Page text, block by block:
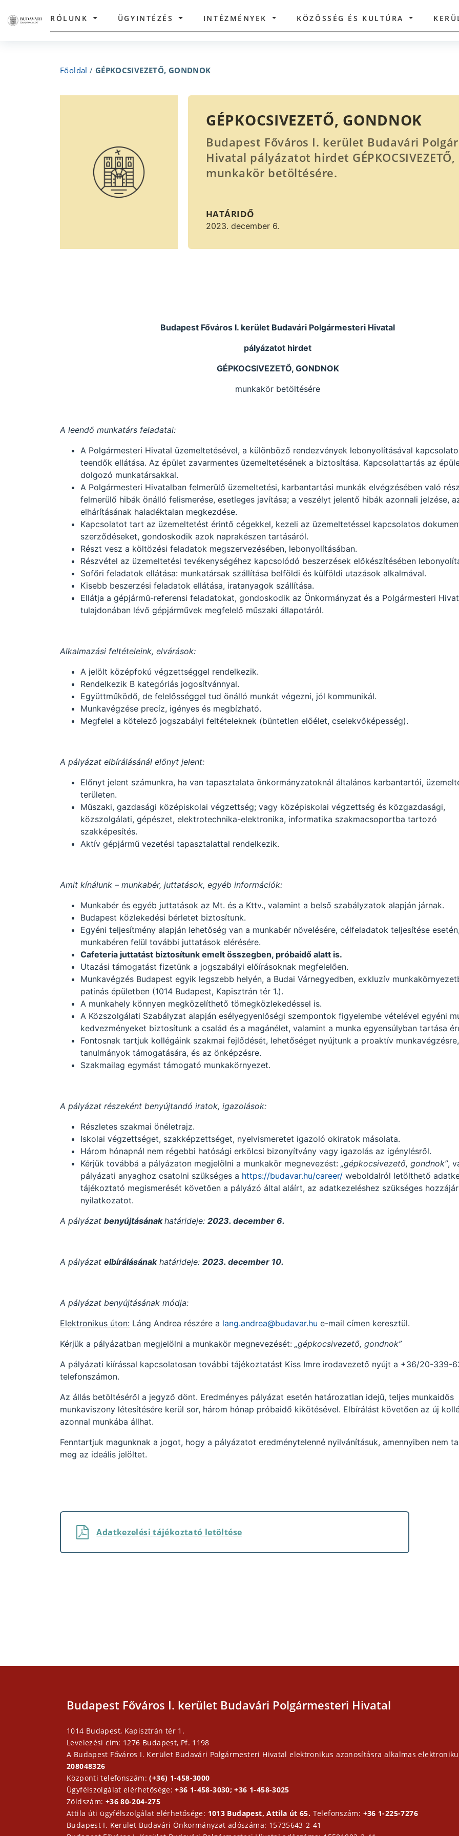
RÓLUNK ÜGYINTÉZÉS INTÉZMÉNYEK KÖZÖSSÉG ÉS KULTÚRA
Főoldal / GÉPKOCSIVEZETŐ, GONDNOK
GÉPKOCSIVEZETŐ, GONDNOK
Budapest Főváros I. kerület Budavári
Hivatal pályázatot hirdet GÉPKOCSIVEZETŐ,
munkakör betöltésére.
HATÁRIDŐ
2023. december 6.
Budapest Főváros I. kerület Budavári Polgármesteri Hivatal
pályázatot hirdet
GÉPKOCSIVEZETŐ, GONDNOK
munkakör betöltésére
A leendő munkatárs feladatai:
A Polgármesteri Hivatal üzemeltetésével, a különböző rendezvények lebonyolításával
teendők ellátása. Az épület zavarmentes üzemeltetésének a biztosítása. Kapcsolattartás az
dolgozó munkatársakkal.
A Polgármesteri Hivatalban felmerülő üzemeltetési, karbantartási munkák elvégzésében való
felmerülő hibák önálló felismerése, esetleges javítása; a veszélyt jelentő hibák azonnali jelzése,
elhárításának haladéktalan megkezdése.
Kapcsolatot tart az üzemeltetést érintő cégekkel, kezeli az üzemeltetéssel kapcsolatos
szerződéseket, gondoskodik azok naprakészen tartásáról.
Részt vesz a költözési feladatok megszervezésében, lebonyolításában.
Részvétel az üzemeltetési tevékenységéhez kapcsolódó beszerzések előkészítésében
Sofőri feladatok ellátása: munkatársak szállítása belföldi és külföldi utazások alkalmával.
Kisebb beszerzési feladatok ellátása, iratanyagok szállítása.
Ellátja a gépjármű-referensi feladatokat, gondoskodik az Önkormányzat és a Polgármesteri
tulajdonában lévő gépjárművek megfelelő műszaki állapotáról.
Alkalmazási feltételeink, elvárások:
A jelölt középfokú végzettséggel rendelkezik.
Rendelkezik B kategóriás jogosítvánnyal.
Együttműködő, de felelősséggel tud önálló munkát végezni, jól kommunikál.
Munkavégzése precíz, igényes és megbízható.
Megfelel a kötelező jogszabályi feltételeknek (büntetlen előélet, cselekvőképesség).
A pályázat elbírálásánál előnyt jelent:
Előnyt jelent számunkra, ha van tapasztalata önkormányzatoknál általános karbantartói,
területen.
Műszaki, gazdasági középiskolai végzettség; vagy középiskolai végzettség és közgazdasági,
közszolgálati, gépészet, elektrotechnika-elektronika, informatika szakmacsoportba tartozó
szakképesítés.
Aktív gépjármű vezetési tapasztalattal rendelkezik.
Amit kínálunk – munkabér, juttatások, egyéb információk:
Munkabér és egyéb juttatások az Mt. és a Kttv., valamint a belső szabályzatok alapján járnak.
Budapest közlekedési bérletet biztosítunk.
Egyéni teljesítmény alapján lehetőség van a munkabér növelésére, célfeladatok teljesítése
munkabéren felül további juttatások elérésére.
Cafeteria juttatást biztosítunk emelt összegben, próbaidő alatt is.
Utazási támogatást fizetünk a jogszabályi előírásoknak megfelelően.
Munkavégzés Budapest egyik legszebb helyén, a Budai Várnegyedben, exkluzív
patinás épületben (1014 Budapest, Kapisztrán tér 1.).
A munkahely könnyen megközelíthető tömegközlekedéssel is.
A Közszolgálati Szabályzat alapján esélyegyenlőségi szempontok figyelembe vételével egyéni
kedvezményeket biztosítunk a család és a magánélet, valamint a munka egyensúlyban tartása
Fontosnak tartjuk kollégáink szakmai fejlődését, lehetőséget nyújtunk a proaktív
tanulmányok támogatására, és az önképzésre.
Szakmailag egymást támogató munkakörnyezet.
A pályázat részeként benyújtandó iratok, igazolások:
Részletes szakmai önéletrajz.
Iskolai végzettséget, szakképzettséget, nyelvismeretet igazoló okiratok másolata.
Három hónapnál nem régebbi hatósági erkölcsi bizonyítvány vagy igazolás az igénylésről.
Kérjük továbbá a pályázaton megjelölni a munkakör megnevezést: „gépkocsivezető, gondnok”,
pályázati anyaghoz csatolni szükséges a https://budavar.hu/career/ weboldalról letölthető
tájékoztató megismerését követően a pályázó által aláírt, az adatkezeléshez szükséges
nyilatkozatot.
A pályázat benyújtásánakhatárideje: 2023. december 6.
A pályázat elbírálásánakhatárideje: 2023. december 10.
A pályázat benyújtásának módja:
Elektronikus úton: Láng Andrea részére a lang.andrea@budavar.hu e-mail címen keresztül.
Kérjük a pályázatban megjelölni a munkakör megnevezését: „gépkocsivezető, gondnok”
A pályázati kiírással kapcsolatosan további tájékoztatást Kiss Imre irodavezető nyújt a +36/20-339-
telefonszámon.
Az állás betöltéséről a jegyző dönt. Eredményes pályázat esetén határozatlan idejű, teljes munkaidős
munkaviszony létesítésére kerül sor, három hónap próbaidő kikötésével. Elbírálást követően az új
azonnal munkába állhat.
Fenntartjuk magunknak a jogot, hogy a pályázatot eredménytelenné nyilvánításuk, amennyiben nem
meg az ideális jelöltet.
Adatkezelési tájékoztató letöltése
Budapest Főváros I. kerület Budavári Polgármesteri Hivatal
1014 Budapest, Kapisztrán tér 1.
Levelezési cím: 1276 Budapest, Pf. 1198
A Budapest Főváros I. Kerület Budavári Polgármesteri Hivatal elektronikus azonosításra alkalmas
208048326
Központi telefonszám:(+36) 1-458-3000
Ügyfélszolgálat elérhetősége:+36 1-458-3030; +36 1-458-3025
Zöldszám: +36 80-204-275
Attila úti ügyfélszolgálat elérhetősége: 1013 Budapest, Attila út 65. Telefonszám: +36 1-225-7276
Budapest I. Kerület Budavári Önkormányzat adószáma: 15735643-2-41